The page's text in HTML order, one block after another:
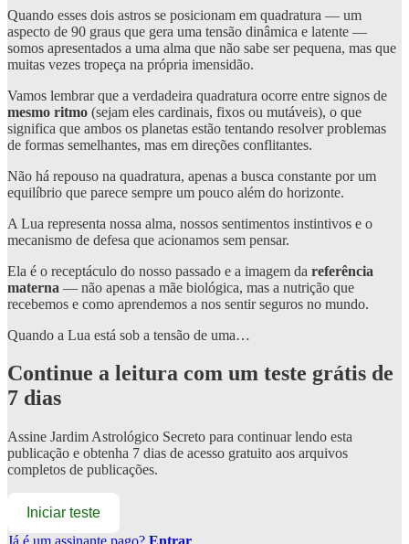
Quando esses dois astros se posicionam em quadratura — um
aspecto de 90 graus que gera uma tensão dinâmica e latente —
somos apresentados a uma alma que não sabe ser pequena, mas que
muitas vezes tropeça na própria imensidão.
Vamos lembrar que a verdadeira quadratura ocorre entre signos de
mesmo ritmo (sejam eles cardinais, fixos ou mutáveis), o que
significa que ambos os planetas estão tentando resolver problemas
de formas semelhantes, mas em direções conflitantes.
Não há repouso na quadratura, apenas a busca constante por um
equilíbrio que parece sempre um pouco além do horizonte.
A Lua representa nossa alma, nossos sentimentos instintivos e o
mecanismo de defesa que acionamos sem pensar.
Ela é o receptáculo do nosso passado e a imagem da referência
materna — não apenas a mãe biológica, mas a nutrição que
recebemos e como aprendemos a nos sentir seguros no mundo.
Quando a Lua está sob a tensão de uma…
Continue a leitura com um teste grátis de
7 dias
Assine Jardim Astrológico Secreto para continuar lendo esta
publicação e obtenha 7 dias de acesso gratuito aos arquivos
completos de publicações.
Iniciar teste